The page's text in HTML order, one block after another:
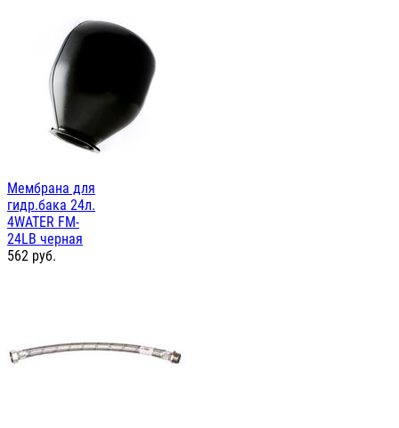
Мембрана для
гидр.бака 24л.
4WATER FM-
24LB черная
562 руб.